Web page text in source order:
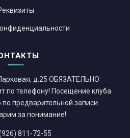
д.25 ОБЯЗАТЕЛЬНО
по телефону! Посещение клуба
предварительной записи.
за понимание!
811-72-55